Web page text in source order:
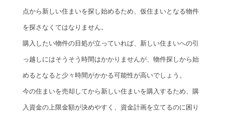
点から新しい住まいを探し始めるため、仮住まいとなる物件
を探さなくてはなりません。
購入したい物件の目処が立っていれば、新しい住まいへの引
っ越しにはそうそう時間はかかりませんが、物件探しから始
めるとなると少々時間がかかる可能性が高いでしょう。
今の住まいを売却してから新しい住まいを購入するため、購
入資金の上限金額が決めやすく、資金計画を立てるのに困り